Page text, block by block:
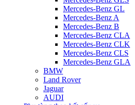
Mercedes-Benz GL
Mercedes-Benz A
Mercedes-Benz B
Mercedes-Benz CLA
Mercedes-Benz CLK
Mercedes-Benz CLS
Mercedes-Benz GLA
BMW
Land Rover
Jaguar
AUDI